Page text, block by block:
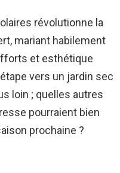
révolutionne la
mariant habilement
et esthétique
vers un jardin sec
loin ; quelles autres
pourraient bien
prochaine ?